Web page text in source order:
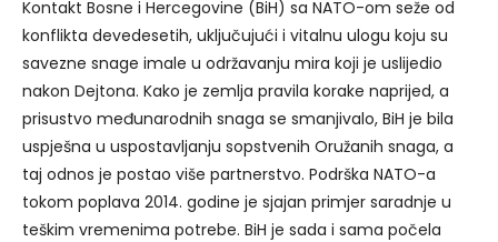
Kontakt Bosne i Hercegovine (BiH) sa NATO-om seže od
konflikta devedesetih, uključujući i vitalnu ulogu koju su
savezne snage imale u održavanju mira koji je uslijedio
nakon Dejtona. Kako je zemlja pravila korake naprijed, a
prisustvo međunarodnih snaga se smanjivalo, BiH je bila
uspješna u uspostavljanju sopstvenih Oružanih snaga, a
taj odnos je postao više partnerstvo. Podrška NATO-a
tokom poplava 2014. godine je sjajan primjer saradnje u
teškim vremenima potrebe. BiH je sada i sama počela